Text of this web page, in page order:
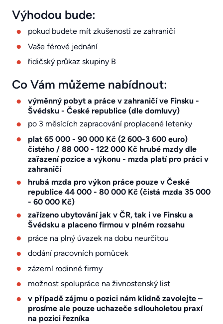
Výhodou bude:
pokud budete mít zkušenosti ze zahraničí
Vaše férové jednání
řidičský průkaz skupiny B
Co Vám můžeme nabídnout:
výměnný pobyt a práce v zahraničí ve Finsku -
Švédsku - České republice (dle domluvy)
po 3 měsících zapracování proplacené letenky
plat 65 000 - 90 000 Kč (2 600-3 600 euro)
čistého / 88 000 - 122 000 Kč hrubé mzdy dle
zařazení pozice a výkonu - mzda platí pro práci v
zahraničí
hrubá mzda pro výkon práce pouze v České
republice 44 000 - 80 000 Kč (čistá mzda 35 000
- 60 000 Kč)
zařízeno ubytování jak v ČR, tak i ve Finsku a
Švédsku a placeno firmou v plném rozsahu
práce na plný úvazek na dobu neurčitou
dodání pracovních pomůcek
zázemí rodinné firmy
možnost spolupráce na živnostenský list
v případě zájmu o pozici nám klidně zavolejte –
prosíme ale pouze uchazeče s dlouholetou praxí
na pozici řezníka